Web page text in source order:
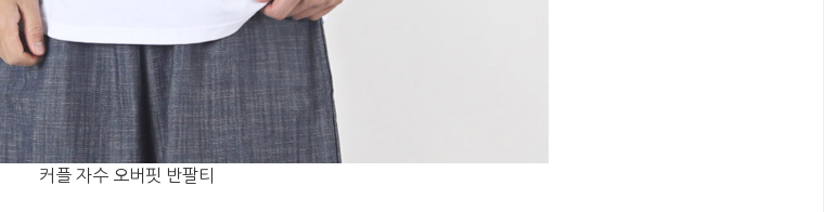
커플 자수 오버핏 반팔티